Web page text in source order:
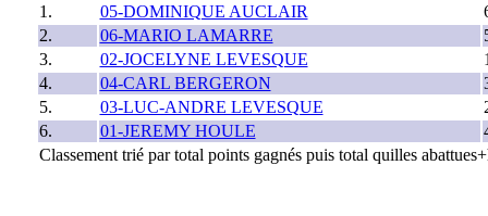
1.
05-DOMINIQUE AUCLAIR
2.
06-MARIO LAMARRE
3.
02-JOCELYNE LEVESQUE
4.
04-CARL BERGERON
5.
03-LUC-ANDRE LEVESQUE
6.
01-JEREMY HOULE
Classement trié par total points gagnés puis total quilles